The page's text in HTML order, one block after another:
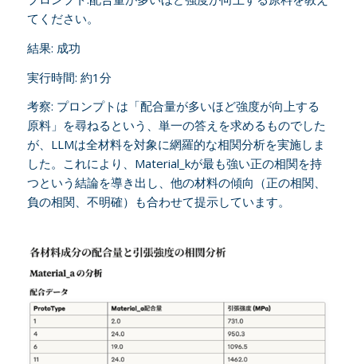
てください。
結果: 成功
実行時間: 約1分
考察: プロンプトは「配合量が多いほど強度が向上する
原料」を尋ねるという、単一の答えを求めるものでした
が、LLMは全材料を対象に網羅的な相関分析を実施しま
した。これにより、Material_kが最も強い正の相関を持
つという結論を導き出し、他の材料の傾向（正の相関、
負の相関、不明確）も合わせて提示しています。